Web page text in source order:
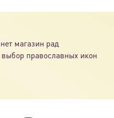
магазин рад
православных икон